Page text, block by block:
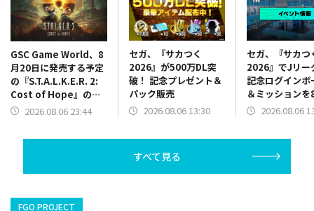
GSC Game World、8
月20日に発売する予定
の『S.T.A.L.K.E.R. 2:
Cost of Hope』のロ
ケーションを紹介する
2026.08.06 23:44
セガ、『サカつく
2026』が500万DL突
破！ 記念プレゼント＆
パック販売
2026.08.06 13:30
セガ、『サカつ
2026』でJリー
記念ログインボ
＆ミッション
13時より開催
2026.08.06
すべて見る
FGO PROJECT